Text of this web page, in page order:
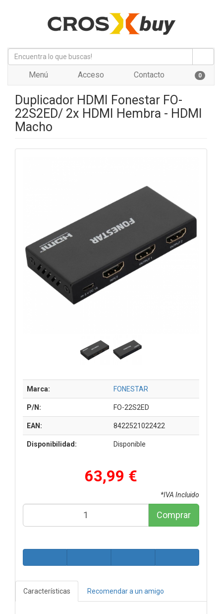
Menú Acceso Contacto 0
Duplicador HDMI Fonestar FO-
22S2ED/ 2x HDMI Hembra - HDMI
Macho
Marca: FONESTAR
P/N: FO-22S2ED
EAN: 8422521022422
Disponibilidad: Disponible
63,99 €
*IVA Incluido
Comprar
Características Recomendar a un amigo